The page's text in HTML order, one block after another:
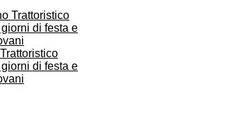
di festa e